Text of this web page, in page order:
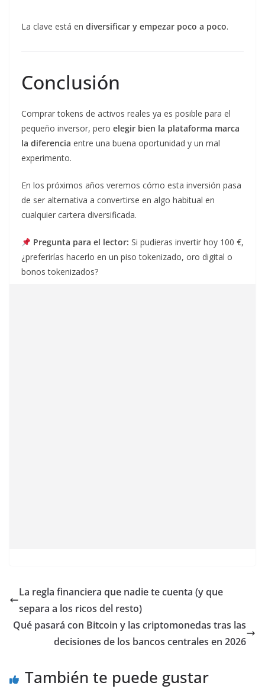
La clave está en diversificar y empezar poco a poco.
Conclusión
Comprar tokens de activos reales ya es posible para el
pequeño inversor, pero elegir bien la plataforma marca
la diferencia entre una buena oportunidad y un mal
experimento.
En los próximos años veremos cómo esta inversión pasa
de ser alternativa a convertirse en algo habitual en
cualquier cartera diversificada.
Pregunta para el lector: Si pudieras invertir hoy 100 €,
¿preferirías hacerlo en un piso tokenizado, oro digital o
bonos tokenizados?
La regla financiera que nadie te cuenta (y que
separa a los ricos del resto)
Qué pasará con Bitcoin y las criptomonedas tras las
decisiones de los bancos centrales en 2026
También te puede gustar